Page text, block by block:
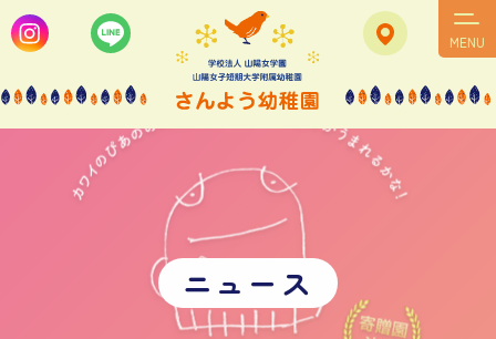
MENU
ニ ュ ー ス